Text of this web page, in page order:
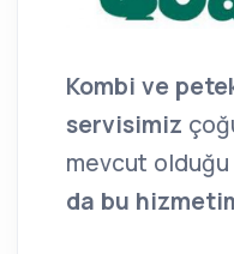
Kombi ve
servisimiz
mevcut
da bu